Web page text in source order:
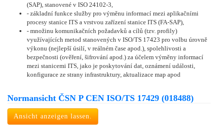
(SAP), stanovené v ISO 24102-3,
- základní funkce služby pro výměnu informací mezi aplikačními
procesy stanice ITS a vrstvou zařízení stanice ITS (FA-SAP),
- množinu komunikačních požadavků a cílů (tzv. profily)
využívajících metod stanovených v ISO/TS 17423 pro volbu úrovně
výkonu (nejlepší úsilí, v reálném čase apod.), spolehlivosti a
bezpečnosti (ověření, šifrování apod.) za účelem výměny informací
mezi stanicemi ITS, jako je poskytování dat, oznámení události,
konfigurace ze strany infrastruktury, aktualizace map apod
Normansicht ČSN P CEN ISO/TS 17429 (018488)
Ansicht anzeigen lassen.